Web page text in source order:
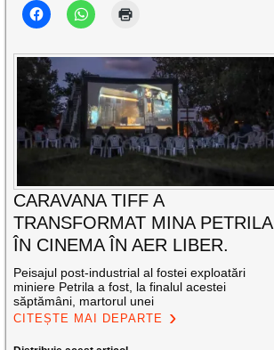
CARAVANA TIFF A
TRANSFORMAT MINA PETRILA
ÎN CINEMA ÎN AER LIBER.
Peisajul post-industrial al fostei exploatări
miniere Petrila a fost, la finalul acestei
săptămâni, martorul unei
CITEȘTE MAI DEPARTE